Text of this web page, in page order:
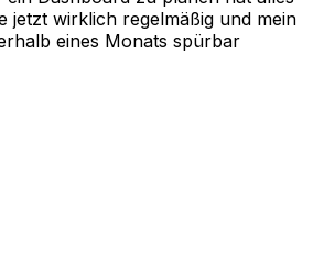
jetzt wirklich regelmäßig und mein
eines Monats spürbar